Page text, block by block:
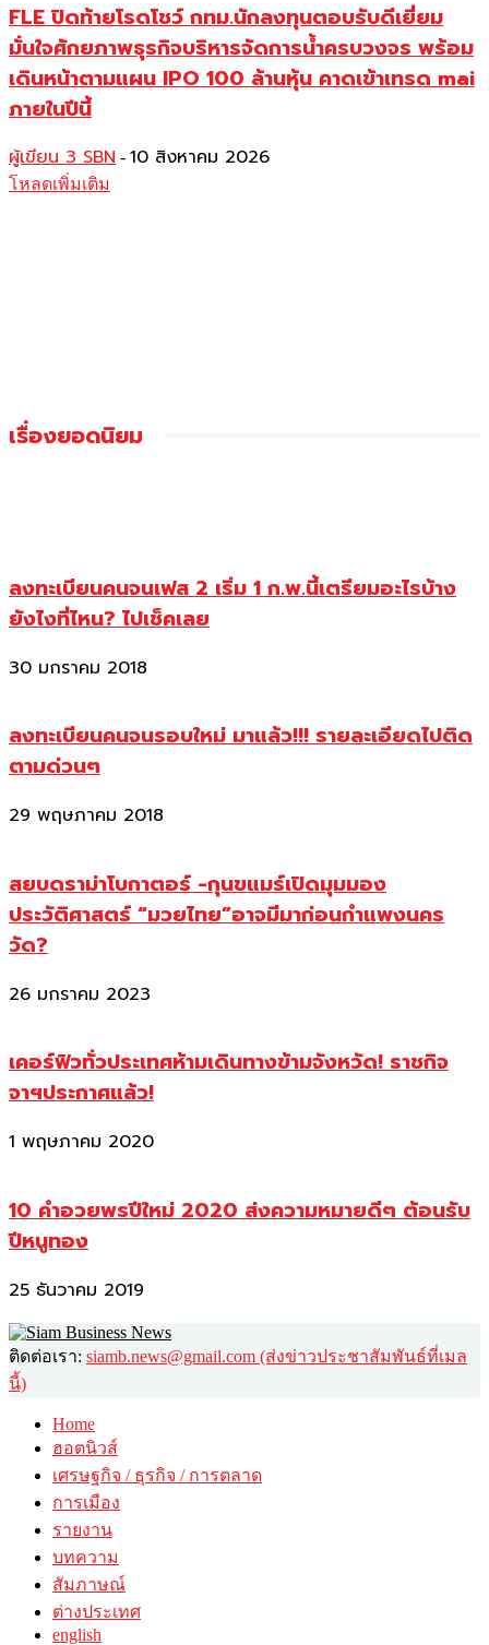
FLE ปิดท้ายโรดโชว์ กทม.นักลงทุนตอบรับดีเยี่ยม
มั่นใจศักยภาพธุรกิจบริหารจัดการน้ำครบวงจร พร้อม
เดินหน้าตามแผน IPO 100 ล้านหุ้น คาดเข้าเทรด mai
ภายในปีนี้
ผู้เขียน 3 SBN - 10 สิงหาคม 2026
โหลดเพิ่มเติม
เรื่องยอดนิยม
ลงทะเบียนคนจนเฟส 2 เริ่ม 1 ก.พ.นี้เตรียมอะไรบ้าง
ยังไงที่ไหน? ไปเช็คเลย
30 มกราคม 2018
ลงทะเบียนคนจนรอบใหม่ มาแล้ว!!! รายละเอียดไปติด
ตามด่วนๆ
29 พฤษภาคม 2018
สยบดราม่าโบกาตอร์ -กุนขแมร์เปิดมุมมอง
ประวัติศาสตร์ “มวยไทย”อาจมีมาก่อนกำแพงนคร
วัด?
26 มกราคม 2023
เคอร์ฟิวทั่วประเทศห้ามเดินทางข้ามจังหวัด! ราชกิจ
จาฯประกาศแล้ว!
1 พฤษภาคม 2020
10 คำอวยพรปีใหม่ 2020 ส่งความหมายดีๆ ต้อนรับ
ปีหนูทอง
25 ธันวาคม 2019
ติดต่อเรา: siamb.news@gmail.com (ส่งข่าวประชาสัมพันธ์ที่เมล
นี้)
Home
ฮอตนิวส์
เศรษฐกิจ / ธุรกิจ / การตลาด
การเมือง
รายงาน
บทความ
สัมภาษณ์
ต่างประเทศ
english